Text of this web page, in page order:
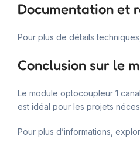
Documentation et
Pour plus de détails
Conclusion sur le
Le module optocoupleur 1
est idéal pour les projets
Pour plus d’informations,